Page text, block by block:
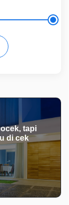
tapi
di cek